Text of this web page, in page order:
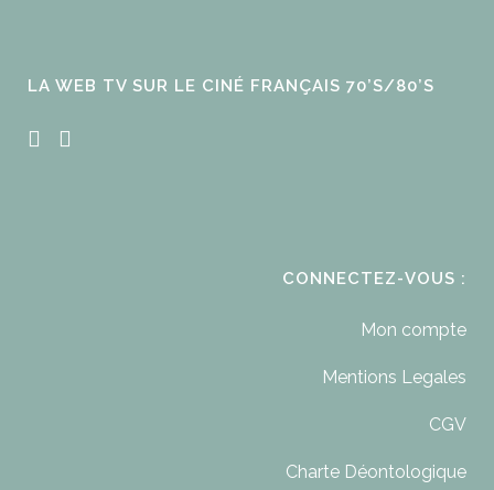
LA WEB TV SUR LE CINÉ FRANÇAIS 70’S/80’S
CONNECTEZ-VOUS :
Mon compte
Mentions Legales
CGV
Charte Déontologique